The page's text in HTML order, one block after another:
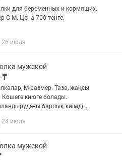
для беременных и кормящих.
С-М. Цена 700 тенге.
26 июля
мужской
₸
М размер. Таза, жақсы
Көшеге киюге болады.
барлық киімді
24 июля
мужской